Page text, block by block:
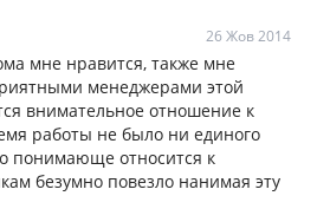
26 Жов 2014
мне нравится, также мне
менеджерами этой
внимательное отношение к
работы не было ни единого
понимающе относится к
безумно повезло нанимая эту